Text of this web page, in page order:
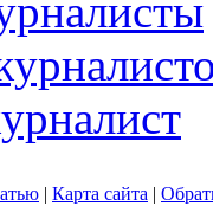
| Карта сайта |